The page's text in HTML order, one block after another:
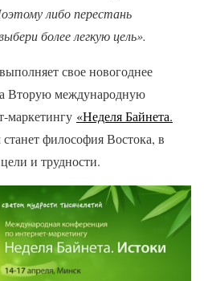
либо перестань
более легкую цель».
свое новогоднее
Вторую международную
маркетингу «Неделя Байнета.
философия Востока, в
и трудности.